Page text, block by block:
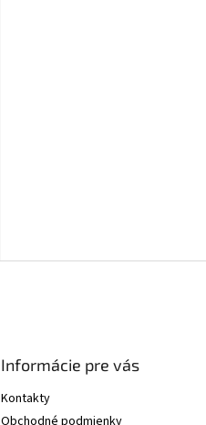
Informácie pre vás
Kontakty